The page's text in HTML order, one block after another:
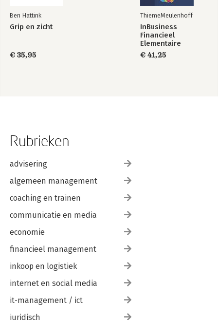
Ben Hattink
Grip en zicht
€ 35,95
ThiemeMeulenhoff
InBusiness
Financieel
Elementaire
bedrijfsadministratie
deel 1 - Tekstboek
€ 41,25
Rubrieken
advisering
algemeen management
coaching en trainen
communicatie en media
economie
financieel management
inkoop en logistiek
internet en social media
it-management / ict
juridisch